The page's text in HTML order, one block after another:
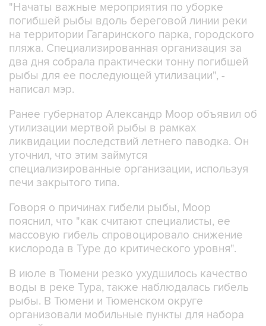
"Начаты важные мероприятия по уборке
погибшей рыбы вдоль береговой линии реки
на территории Гагаринского парка, городского
пляжа. Специализированная организация за
два дня собрала практически тонну погибшей
рыбы для ее последующей утилизации", -
написал мэр.
Ранее губернатор Александр Моор объявил об
утилизации мертвой рыбы в рамках
ликвидации последствий летнего паводка. Он
уточнил, что этим займутся
специализированные организации, используя
печи закрытого типа.
Говоря о причинах гибели рыбы, Моор
пояснил, что "как считают специалисты, ее
массовую гибель спровоцировало снижение
кислорода в Туре до критического уровня".
В июле в Тюмени резко ухудшилось качество
воды в реке Тура, также наблюдалась гибель
рыбы. В Тюмени и Тюменском округе
организовали мобильные пункты для набора